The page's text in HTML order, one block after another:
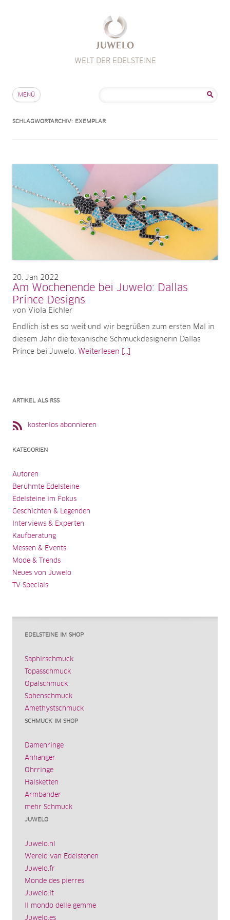
WELT DER EDELSTEINE
MENÜ
SCHLAGWORTARCHIV: EXEMPLAR
20 Jan 2022
Am Wochenende bei Juwelo: Dallas
Prince Designs
von Viola Eichler
Endlich ist es so weit und wir begrüßen zum ersten Mal in
diesem Jahr die texanische Schmuckdesignerin Dallas
Prince bei Juwelo. Weiterlesen [...]
ARTIKEL ALS RSS
kostenlos abonnieren
KATEGORIEN
Autoren
Berühmte Edelsteine
Edelsteine im Fokus
Geschichten & Legenden
Interviews & Experten
Kaufberatung
Messen & Events
Mode & Trends
Neues von Juwelo
TV-Specials
EDELSTEINE IM SHOP
Saphirschmuck
Topasschmuck
Opalschmuck
Sphenschmuck
Amethystschmuck
SCHMUCK IM SHOP
Damenringe
Anhänger
Ohrringe
Halsketten
Armbänder
mehr Schmuck
JUWELO
Juwelo.nl
Wereld van Edelstenen
Juwelo.fr
Monde des pierres
Juwelo.it
Il mondo delle gemme
Juwelo.es